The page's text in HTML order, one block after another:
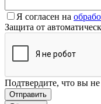
Я согласен на
Защита от
Подтвердите, что вы